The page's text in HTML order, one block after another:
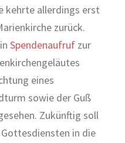
kehrte allerdings erst
zurück.
Spendenaufruf zur
eines
sowie der Guß
Zukünftig soll
in die